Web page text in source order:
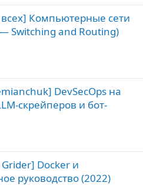
Компьютерные сети
Switching and Routing)
DevSecOps на
скрейперов и бот-
Docker и
руководство (2022)